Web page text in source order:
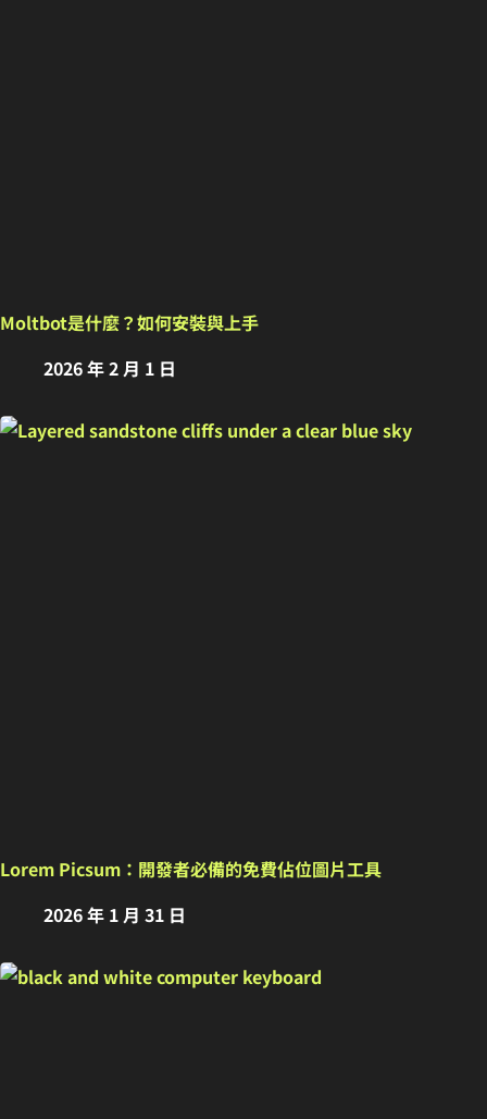
Moltbot是什麼？如何安裝與上手
2026 年 2 月 1 日
Lorem Picsum：開發者必備的免費佔位圖片工具
2026 年 1 月 31 日